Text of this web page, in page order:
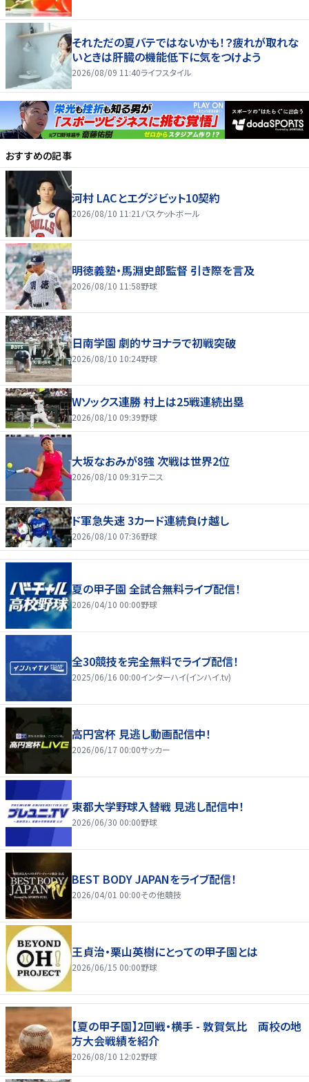
それただの夏バテではないかも！？疲れが取れな
いときは肝臓の機能低下に気をつけよう
2026/08/09 11:40ライフスタイル
おすすめの記事
河村 LACとエグジビット10契約
2026/08/10 11:21 バスケットボール
明徳義塾・馬淵史郎監督 引き際を言及
2026/08/10 11:58野球
日南学園 劇的サヨナラで初戦突破
2026/08/10 10:24野球
Wソックス連勝 村上は25戦連続出塁
2026/08/10 09:39野球
大坂なおみが8強 次戦は世界2位
2026/08/10 09:31テニス
ド軍急失速 3カード連続負け越し
2026/08/10 07:36野球
夏の甲子園 全試合無料ライブ配信！
2026/04/10 00:00野球
全30競技を完全無料でライブ配信！
2025/06/16 00:00インターハイ(インハイ.tv)
高円宮杯 見逃し動画配信中！
2026/06/17 00:00サッカー
東都大学野球入替戦 見逃し配信中！
2026/06/30 00:00野球
BEST BODY JAPANをライブ配信！
2026/04/01 00:00その他競技
王貞治・栗山英樹にとっての甲子園とは
2026/06/15 00:00野球
【夏の甲子園】2回戦・横手 - 敦賀気比 両校の地
方大会戦績を紹介
2026/08/10 12:02野球